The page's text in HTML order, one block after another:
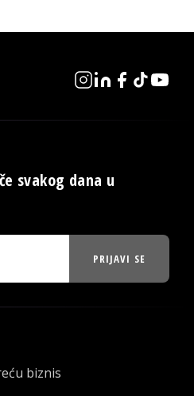
svakog dana u
PRIJAVI SE
biznis